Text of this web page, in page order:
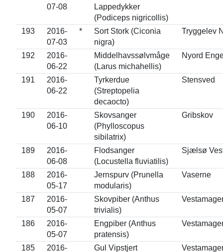
07-08
Lappedykker
(Podiceps nigricollis)
193
2016-
07-03
*
Sort Stork (Ciconia
nigra)
Tryggelev
192
2016-
06-22
Middelhavssølvmåge
(Larus michahellis)
Nyord
191
2016-
06-22
Tyrkerdue
(Streptopelia
decaocto)
Stensved
190
2016-
06-10
Skovsanger
(Phylloscopus
sibilatrix)
Gribskov
189
2016-
06-08
Flodsanger
(Locustella fluviatilis)
Sjælsø
188
2016-
05-17
Jernspurv (Prunella
modularis)
Vaserne
187
2016-
05-07
Skovpiber (Anthus
trivialis)
186
2016-
05-07
Engpiber (Anthus
pratensis)
185
2016-
Gul Vipstjert